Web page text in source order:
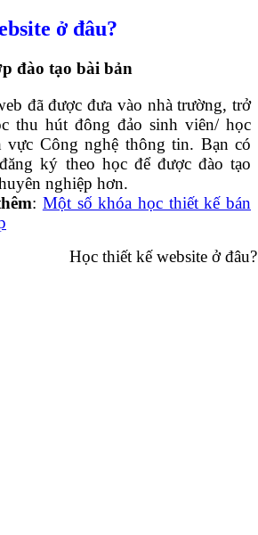
ở đâu?
đào tạo bài bản
đã được đưa vào nhà trường, trở
thu hút đông đảo sinh viên/ học
Công nghệ thông tin. Bạn có
ký theo học để được đào tạo
nghiệp hơn.
: Một số khóa học thiết kế bán